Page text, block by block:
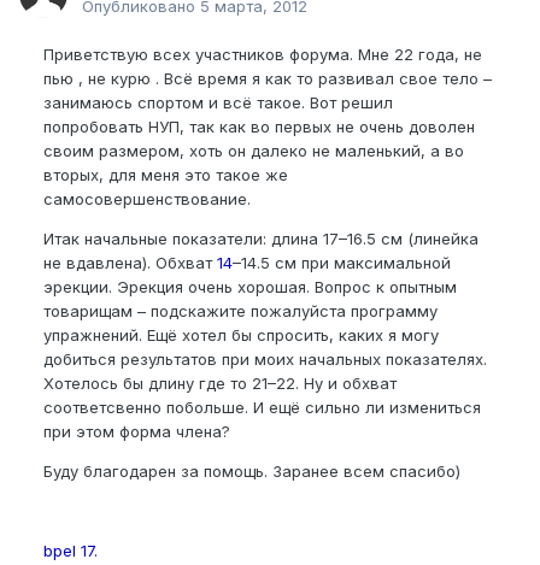
Опубликовано 5 марта, 2012
Приветствую всех участников форума. Мне 22 года, не
пью , не курю . Всё время я как то развивал свое тело –
занимаюсь спортом и всё такое. Вот решил
попробовать НУП, так как во первых не очень доволен
своим размером, хоть он далеко не маленький, а во
вторых, для меня это такое же
самосовершенствование.
Итак начальные показатели: длина 17–16.5 см (линейка
не вдавлена). Обхват14–14.5 см при максимальной
эрекции. Эрекция очень хорошая. Вопрос к опытным
товарищам – подскажите пожалуйста программу
упражнений. Ещё хотел бы спросить, каких я могу
добиться результатов при моих начальных показателях.
Хотелось бы длину где то 21–22. Ну и обхват
соответсвенно побольше. И ещё сильно ли измениться
при этом форма члена?
Буду благодарен за помощь. Заранее всем спасибо)
bpel 17.